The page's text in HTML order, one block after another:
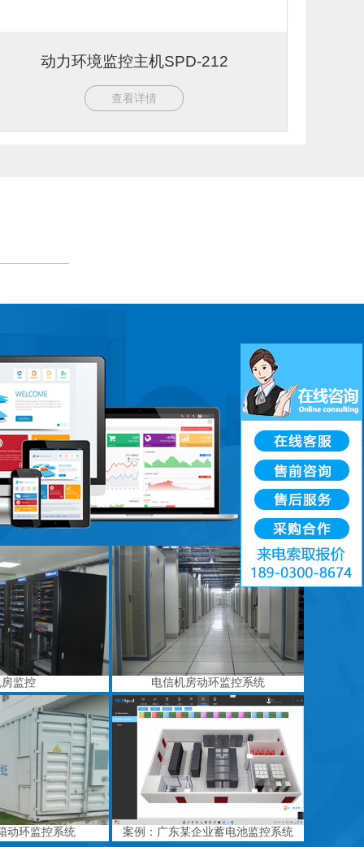
动力环境监控主机SPD-212
查看详情
监控 电信机房动环监控系统
动环监控系统 案例：广东某企业蓄电池监控系统